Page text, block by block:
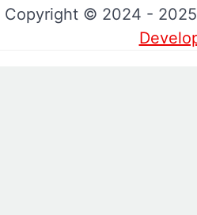
Copyright © 2024 - 2025